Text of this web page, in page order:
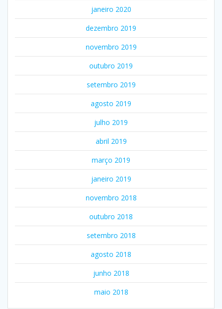
janeiro 2020
dezembro 2019
novembro 2019
outubro 2019
setembro 2019
agosto 2019
julho 2019
abril 2019
março 2019
janeiro 2019
novembro 2018
outubro 2018
setembro 2018
agosto 2018
junho 2018
maio 2018